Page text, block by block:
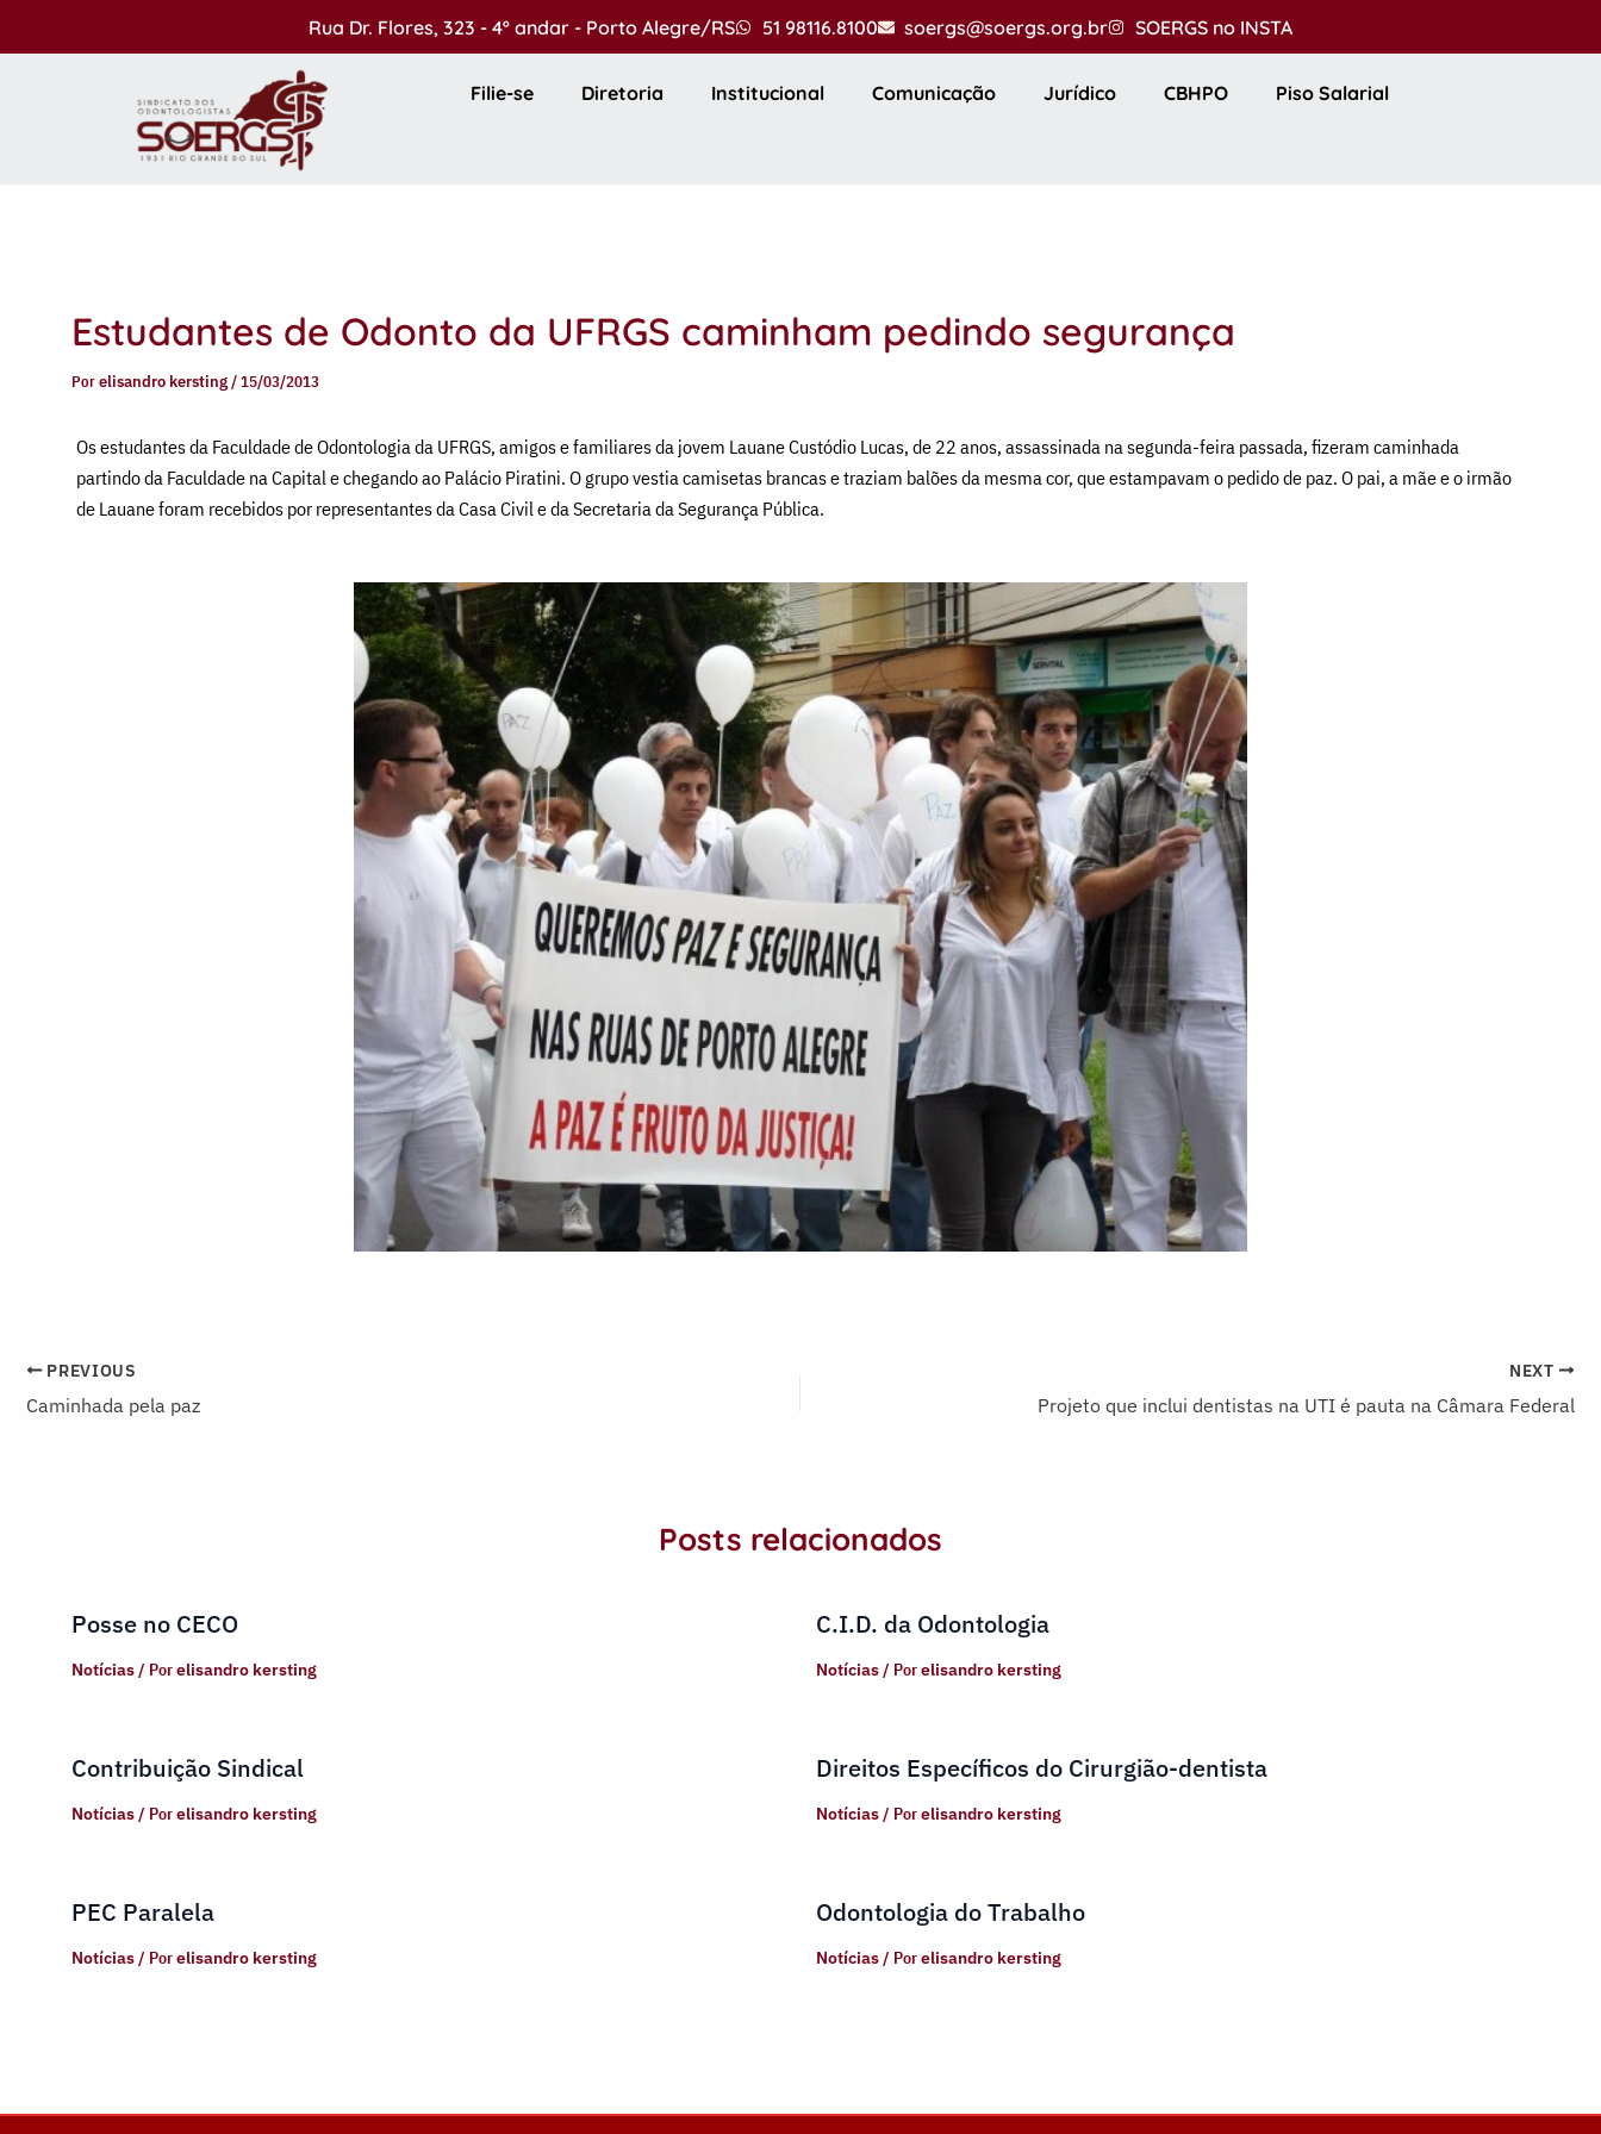
Rua Dr. Flores, 323 - 4º andar - Porto Alegre/RS 51 98116.8100 soergs@soergs.org.br SOERGS no INSTA
Filie-se Diretoria Institucional Comunicação Jurídico CBHPO Piso Salarial
Estudantes de Odonto da UFRGS caminham pedindo segurança
Porelisandro kersting/15/03/2013
Os estudantes da Faculdade de Odontologia da UFRGS, amigos e familiares da jovem Lauane Custódio Lucas, de 22 anos, assassinada na segunda-feira passada, fizeram caminhada
partindo da Faculdade na Capital e chegando ao Palácio Piratini. O grupo vestia camisetas brancas e traziam balões da mesma cor, que estampavam o pedido de paz. O pai, a mãe e o irmão
de Lauane foram recebidos por representantes da Casa Civil e da Secretaria da Segurança Pública.
PREVIOUS
Caminhada pela paz
NEXT
Projeto que inclui dentistas na UTI é pauta na Câmara Federal
Posts relacionados
Posse no CECO
Notícias / Porelisandro kersting
C.I.D. da Odontologia
Notícias/ Porelisandro kersting
Contribuição Sindical
Notícias / Porelisandro kersting
Direitos Específicos do Cirurgião-dentista
Notícias/ Porelisandro kersting
PEC Paralela
Notícias / Porelisandro kersting
Odontologia do Trabalho
Notícias/ Porelisandro kersting